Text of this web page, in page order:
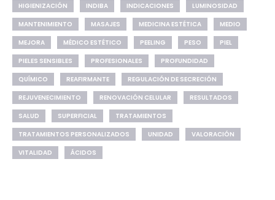
HIGIENIZACIÓN
INDIBA INDICACIONES
LUMINOSIDAD
MANTENIMIENTO
MASAJES MEDICINA ESTÉTICA
MEDIO
MEJORA
MÉDICO ESTÉTICO PEELING PESO
PIEL
PIELES SENSIBLES
PROFESIONALES
PROFUNDIDAD
QUÍMICO
REAFIRMANTE
REGULACIÓN DE SECRECIÓN
REJUVENECIMIENTO
RENOVACIÓN CELULAR
RESULTADOS
SALUD
SUPERFICIAL
TRATAMIENTOS
TRATAMIENTOS PERSONALIZADOS
UNIDAD
VALORACIÓN
VITALIDAD
ÁCIDOS